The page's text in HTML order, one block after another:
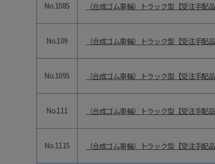
No.108S （合成ゴム車輪）トラック型【受注手配品
No.109 （合成ゴム車輪）トラック型【受注手配
No.109S （合成ゴム車輪）トラック型【受注手配
No.111 （合成ゴム車輪）トラック型【受注手配
No.111S （合成ゴム車輪）トラック型【受注手配